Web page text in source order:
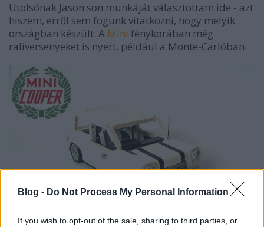
Blog - Do Not Process My Personal Information
If you wish to opt-out of the sale, sharing to third parties, or
Utolsónak Jason son munkáját választottam ide - azt
hiszem, erről sem fogunk vitatkozni, hogy melyik
országban készült. A Mini fénykorában még
raliversenyeket is nyert, például a Monte-Carlóban.